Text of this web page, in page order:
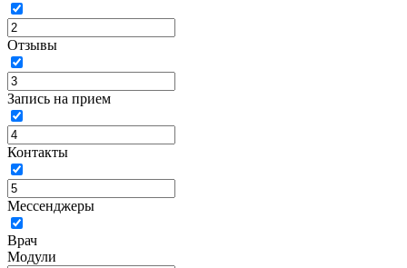
Отзывы
Запись на прием
Контакты
Мессенджеры
Врач
Модули